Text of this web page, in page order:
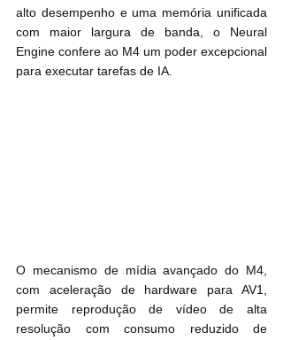
alto desempenho e uma memória unificada
com maior largura de banda, o Neural
Engine confere ao M4 um poder excepcional
para executar tarefas de IA.
O mecanismo de mídia avançado do M4,
com aceleração de hardware para AV1,
permite reprodução de vídeo de alta
resolução com consumo reduzido de